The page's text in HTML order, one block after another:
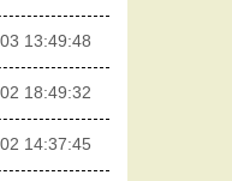
13:49:48
18:49:32
14:37:45